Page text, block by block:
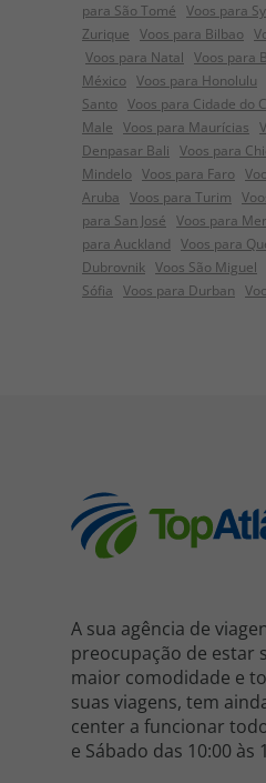
para São Tomé Voos para
Zurique Voos para Bilbao
Voos para Natal Voos para
México Voos para Honolulu
Santo Voos para Cidade do
Male Voos para Maurícias
Denpasar Bali Voos para
Mindelo Voos para Faro
Aruba Voos para Turim
para San José Voos para
para Auckland Voos para
Dubrovnik Voos São Miguel
Sófia Voos para Durban
A sua agência de
preocupação de estar
maior comodidade e
suas viagens, tem
center a funcionar
e Sábado das 10:00 às